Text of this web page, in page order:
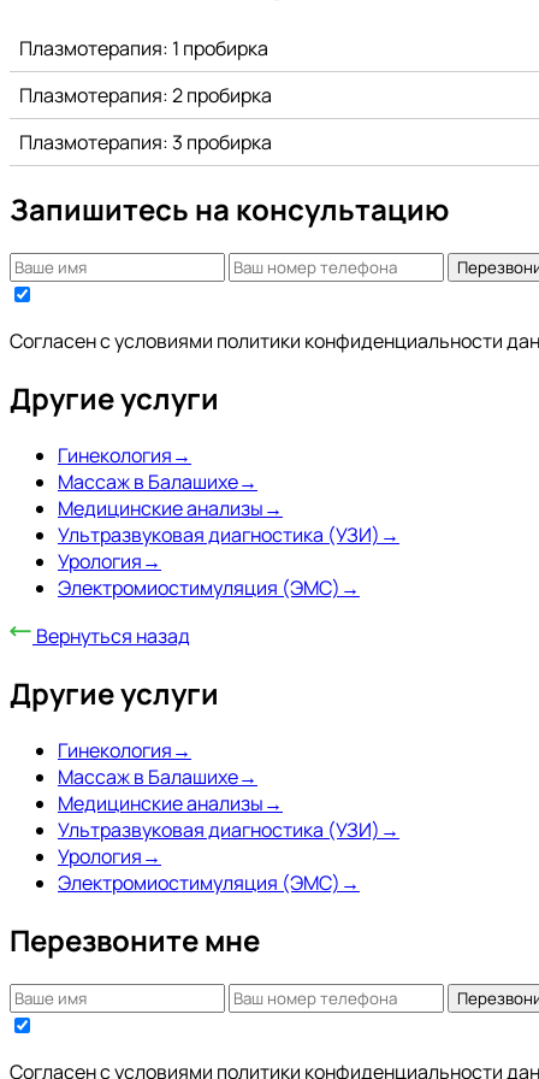
Плазмотерапия: 1 пробирка
Плазмотерапия: 2 пробирка
Плазмотерапия: 3 пробирка
Запишитесь на консультацию
Согласен с условиями политики конфиденциальности
Другие услуги
Гинекология→
Массаж в Балашихе→
Медицинские анализы→
Ультразвуковая диагностика (УЗИ) →
Урология→
Электромиостимуляция (ЭМС) →
Вернуться назад
Другие услуги
Гинекология→
Массаж в Балашихе→
Медицинские анализы→
Ультразвуковая диагностика (УЗИ) →
Урология→
Электромиостимуляция (ЭМС) →
Перезвоните мне
Согласен с условиями политики конфиденциальности